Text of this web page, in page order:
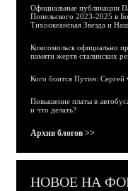
Официальные публикации
Попельского 2023-2025 в
Тихоокеанская Звезда и
Комсомольск официально
памяти жертв сталинских
Кого боится Путин: Сергей
Повышение платы в
и что делать?
Архив блогов >>
НОВОЕ НА